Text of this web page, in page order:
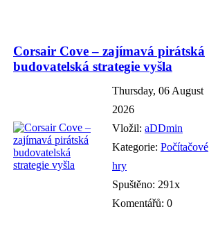
Corsair Cove – zajímavá pirátská
budovatelská strategie vyšla
Thursday, 06 August
2026
Vložil: aDDmin
Kategorie: Počítačové
hry
Spuštěno: 291x
Komentářů: 0